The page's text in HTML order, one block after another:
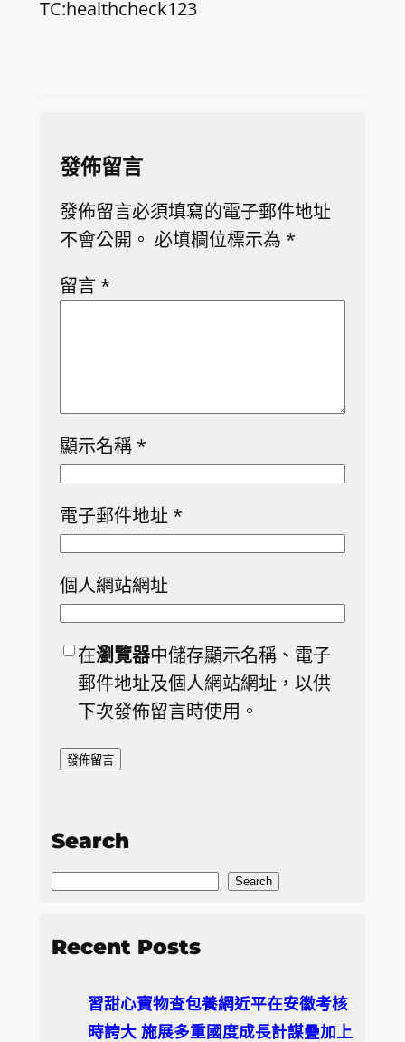
TC:healthcheck123
發佈留言
發佈留言必須填寫的電子郵件地址
不會公開。 必填欄位標示為 *
留言 *
顯示名稱 *
電子郵件地址 *
個人網站網址
在瀏覽器中儲存顯示名稱、電子
郵件地址及個人網站網址，以供
下次發佈留言時使用。
Search
S
a
Search
Recent Posts
習甜心寶物查包養網近平在安徽考核
時誇大 施展多重國度成長計謀疊加上